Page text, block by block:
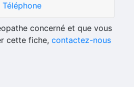
Téléphone
concerné et que vous
cette fiche, contactez-nous